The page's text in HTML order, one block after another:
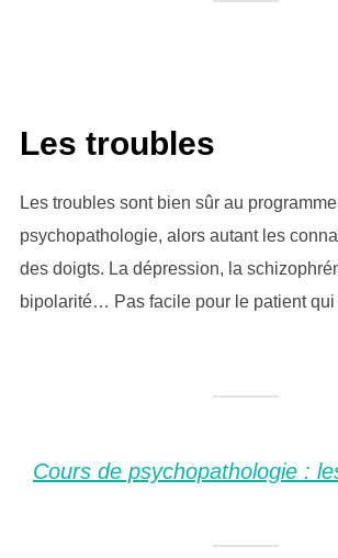
Les troubles
Les troubles sont bien sûr au
psychopathologie, alors autant les
des doigts. La dépression, la
bipolarité… Pas facile pour le patient
Cours de psychopathologie :